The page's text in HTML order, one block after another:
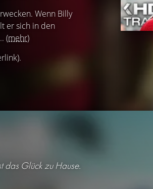
Wenn Billy
er sich in den
(mehr)
das Glück zu Hause.